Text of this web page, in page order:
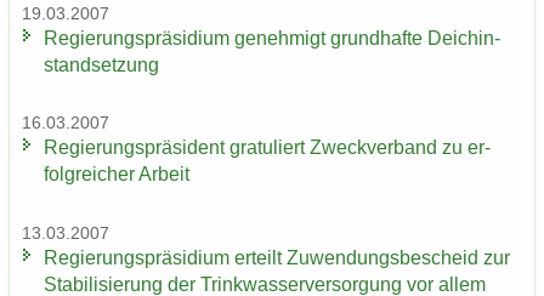
19.03.2007
Re­gie­rungs­prä­si­di­um ge­neh­migt grund­haf­te Deich­in­
stand­set­zung
16.03.2007
Re­gie­rungs­prä­si­dent gra­tu­liert Zweck­ver­band zu er­
folg­rei­cher Ar­beit
13.03.2007
Re­gie­rungs­prä­si­di­um er­teilt Zu­wen­dungs­be­scheid zur
Sta­bi­li­sie­rung der Trink­was­ser­ver­sor­gung vor allem